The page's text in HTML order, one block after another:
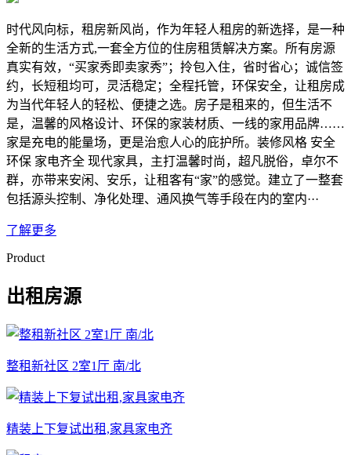
时代风向标，租房新风尚，作为年轻人租房的新选择，是一种
全新的生活方式,一套全方位的住房租赁解决方案。所有房源
真实有效，“买家秀即卖家秀”；拎包入住，省时省心；诚信签
约，长短租均可，灵活稳定；全程托管，环保安全，让租房成
为当代年轻人的轻松、便捷之选。房子是租来的，但生活不
是，温馨的风格设计、环保的家装材质、一线的家用品牌……
家是充电的能量场，更是治愈人心的庇护所。装修风格 安全
环保 家电齐全 现代家具，主打温馨时尚，超凡脱俗，卓尔不
群，亦带来安闲、安乐，让租客有“家”的感觉。建立了一整套
包括源头控制、净化处理、通风换气等手段在内的室内···
了解更多
Product
出租房源
整租新社区 2室1厅 南/北
精装上下复试出租,家具家电齐